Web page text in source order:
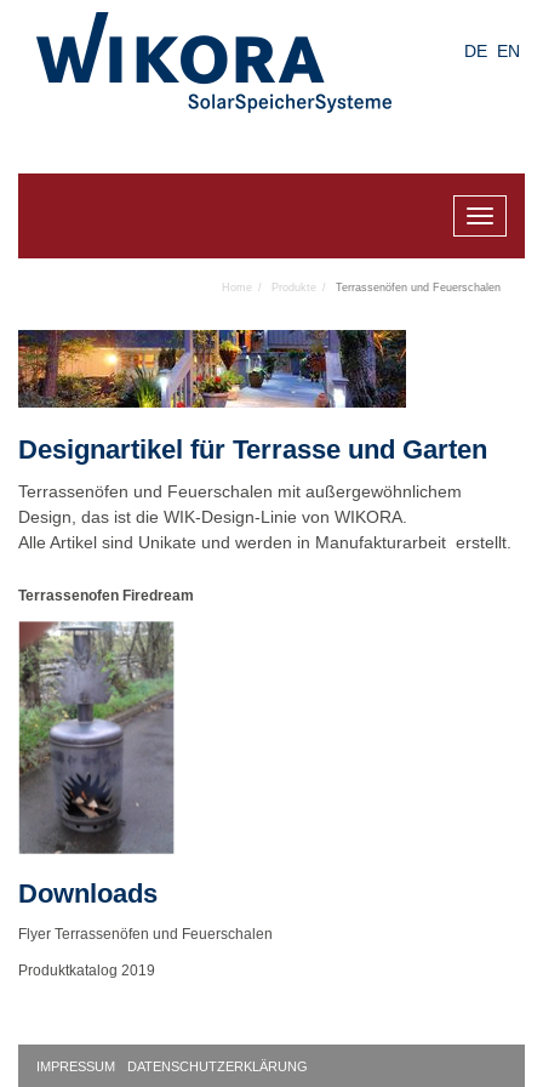
DE EN
Toggle
Home Produkte Terrassenöfen und Feuerschalen
Designartikel für Terrasse und Garten
Terrassenöfen und Feuerschalen mit außergewöhnlichem
Design, das ist die WIK-Design-Linie von WIKORA.
Alle Artikel sind Unikate und werden in Manufakturarbeit erstellt.
Terrassenofen Firedream
Downloads
Flyer Terrassenöfen und Feuerschalen
Produktkatalog 2019
IMPRESSUM DATENSCHUTZERKLÄRUNG